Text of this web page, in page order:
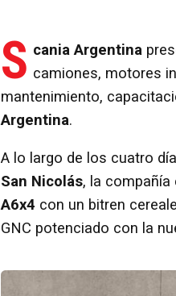
S cania Argentina
camiones, motores
mantenimiento,
Argentina.
A lo largo de los cuatro
San Nicolás, la
A6x4 con un bitren
GNC potenciado con la